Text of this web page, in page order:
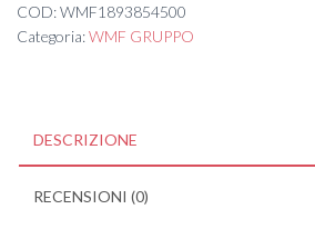
COD:WMF1893854500
Categoria:WMF GRUPPO
DESCRIZIONE
RECENSIONI (0)